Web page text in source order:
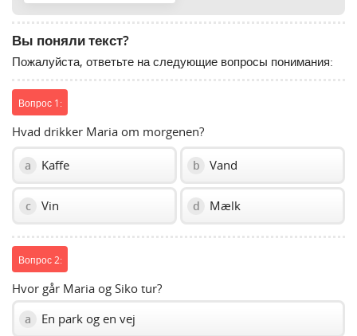
Вы поняли текст?
Пожалуйста, ответьте на следующие вопросы понимания:
Вопрос 1:
Hvad drikker Maria om morgenen?
a Kaffe b Vand
c Vin d Mælk
Вопрос 2:
Hvor går Maria og Siko tur?
a En park og en vej